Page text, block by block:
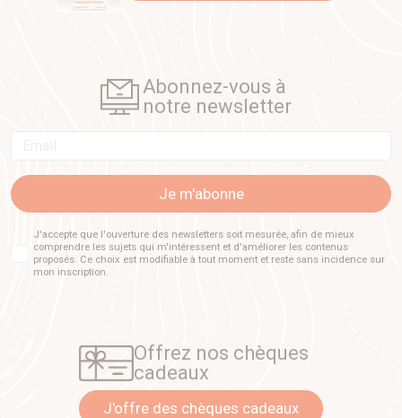
Abonnez-vous à
notre newsletter
Je m'abonne
J'accepte que l'ouverture des newsletters soit mesurée, afin de mieux
comprendre les sujets qui m'intéressent et d'améliorer les contenus
proposés. Ce choix est modifiable à tout moment et reste sans incidence sur
mon inscription.
Offrez nos chèques
cadeaux
J'offre des chèques cadeaux